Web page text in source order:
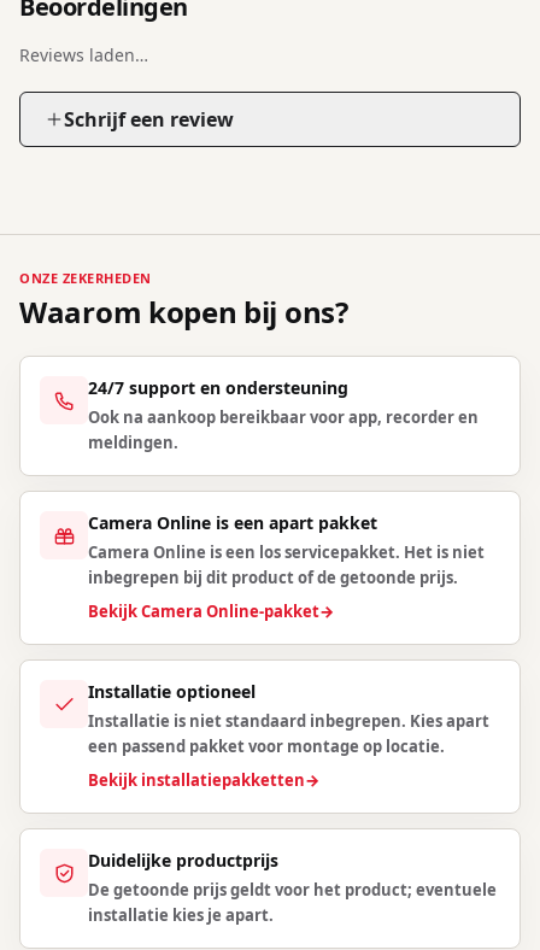
Beoordelingen
Reviews laden…
Schrijf een review
ONZE ZEKERHEDEN
Waarom kopen bij ons?
24/7 support en ondersteuning
Ook na aankoop bereikbaar voor app, recorder en
meldingen.
Camera Online is een apart pakket
Camera Online is een los servicepakket. Het is niet
inbegrepen bij dit product of de getoonde prijs.
Bekijk Camera Online-pakket→
Installatie optioneel
Installatie is niet standaard inbegrepen. Kies apart
een passend pakket voor montage op locatie.
Bekijk installatiepakketten→
Duidelijke productprijs
De getoonde prijs geldt voor het product; eventuele
installatie kies je apart.